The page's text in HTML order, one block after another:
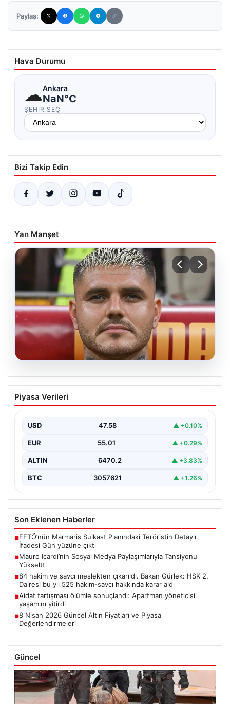
Paylaş:
Hava Durumu
☁Ankara
NaN°C
ŞEHIR SEÇ
Bizi Takip Edin
Yan Manşet
05.08.2026
Mauro Icardi’nin Sosyal Medya
Paylaşımlarıyla Tansiyonu Yükseltti
yollarını ayıran ve kariyerindeki belirsizlikler nedeniyle
gündemdeki isimler arasında…
Piyasa Verileri
USD 47.58 ▲ +0.10%
EUR 55.01 ▲ +0.29%
ALTIN 6470.2 ▲ +3.83%
BTC 3057621 ▲ +1.26%
Son Eklenen Haberler
■FETÖ’nün Marmaris Suikast Planındaki Teröristin Detaylı
İfadesi Gün yüzüne çıktı
■Mauro Icardi’nin Sosyal Medya Paylaşımlarıyla Tansiyonu
Yükseltti
■84 hakim ve savcı meslekten çıkarıldı. Bakan Gürlek: HSK 2.
Dairesi bu yıl 525 hakim-savcı hakkında karar aldı
■Aidat tartışması ölümle sonuçlandı: Apartman yöneticisi
yaşamını yitirdi
■8 Nisan 2026 Güncel Altın Fiyatları ve Piyasa
Değerlendirmeleri
Güncel